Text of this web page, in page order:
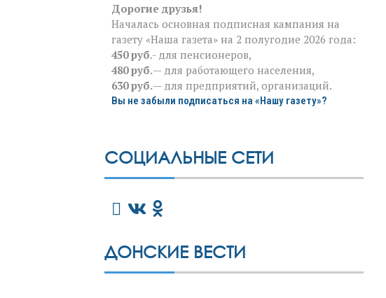
Дорогие друзья!
Началась основная подписная кампания на
газету «Наша газета» на 2 полугодие 2026 года:
450 руб.- для пенсионеров,
480 руб.— для работающего населения,
630 руб.— для предприятий, организаций.
Вы не забыли подписаться на «Нашу газету»?
СОЦИАЛЬНЫЕ СЕТИ
ДОНСКИЕ ВЕСТИ